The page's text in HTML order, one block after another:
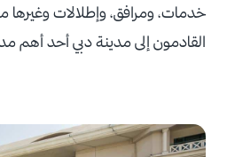
خدمات، ومرافق، وإطلالات وغيرها
القادمون إلى مدينة دبي أحد أهم